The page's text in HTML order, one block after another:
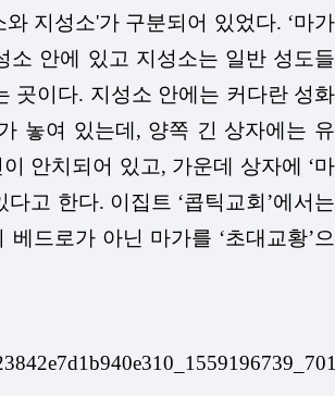
와 지성소'가 구분되어 있었다. ‘마가
소 안에 있고 지성소는 일반 성도들
곳이다. 지성소 안에는 커다란 성화
놓여 있는데, 양쪽 긴 상자에는 유
안치되어 있고, 가운데 상자에 ‘마
다고 한다. 이집트 ‘콥틱교회’에서는
베드로가 아닌 마가를 ‘초대교황’으